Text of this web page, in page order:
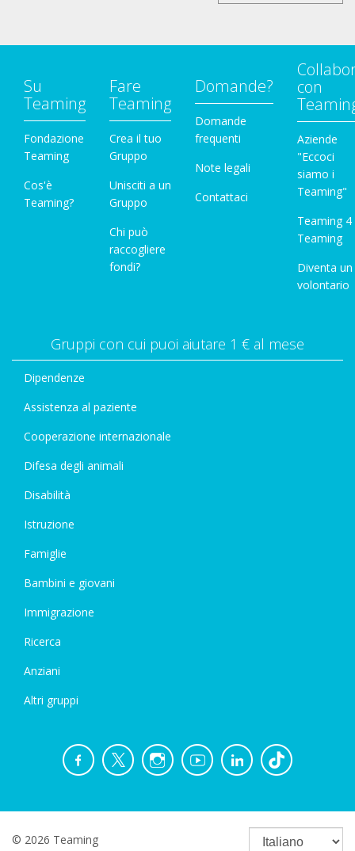
Su
Teaming
Fondazione
Teaming
Cos'è
Teaming?
Fare
Teaming
Crea il tuo
Gruppo
Unisciti a un
Gruppo
Chi può
raccogliere
fondi?
Domande?
Domande
frequenti
Note legali
Contattaci
con
Aziende
"Eccoci
siamo i
Teaming"
Teaming 4
Teaming
Diventa un
volontario
Gruppi con cui puoi aiutare 1 € al mese
Dipendenze
Assistenza al paziente
Cooperazione internazionale
Difesa degli animali
Disabilità
Istruzione
Famiglie
Bambini e giovani
Immigrazione
Ricerca
Anziani
Altri gruppi
© 2026 Teaming